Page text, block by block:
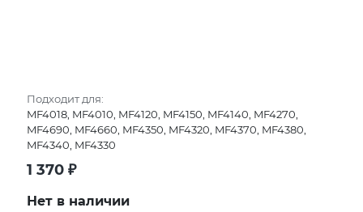
Подходит для:
MF4018, MF4010, MF4120, MF4150, MF4140, MF4270,
MF4690, MF4660, MF4350, MF4320, MF4370, MF4380,
MF4340, MF4330
1 370 ₽
Нет в наличии